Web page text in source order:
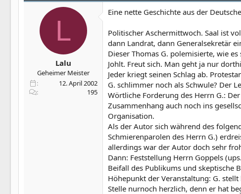
L
Lalu
Geheimer Meister
12. April 2002
195
Eine nette Geschichte aus der
Politischer Aschermittwoch. Saal ist
dann Landrat, dann Generalsekretär
Dieser Thomas G. polemisierte, wie
Johlt. Freut sich. Man geht ja nur
Jeder kriegt seinen Schlag ab.
G. schlimmer noch als Schwule? Der
Wörtliche Forderung des Herrn G.:
Zusammenhang auch noch ins
Organisation.
Als der Autor sich während des
Schmierenparolen des Herrn G.)
allerdings war der Autor doch sehr
Dann: Feststellung Herrn Goppels
Beifall des Publikums und skeptische
Höhepunkt der Veranstaltung: G.
Stelle nurnoch herzlich, denn er hat